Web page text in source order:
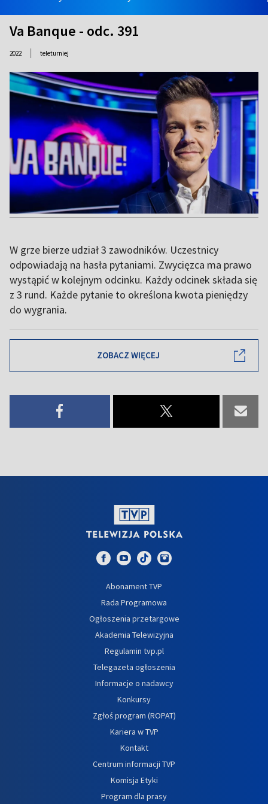
Va Banque - odc. 391
2022 | teleturniej
W grze bierze udział 3 zawodników. Uczestnicy
odpowiadają na hasła pytaniami. Zwycięzca ma prawo
wystąpić w kolejnym odcinku. Każdy odcinek składa się
z 3 rund. Każde pytanie to określona kwota pieniędzy
do wygrania.
ZOBACZ WIĘCEJ
Abonament TVP
Rada Programowa
Ogłoszenia przetargowe
Akademia Telewizyjna
Regulamin tvp.pl
Telegazeta ogłoszenia
Informacje o nadawcy
Konkursy
Zgłoś program (ROPAT)
Kariera w TVP
Kontakt
Centrum informacji TVP
Komisja Etyki
Program dla prasy